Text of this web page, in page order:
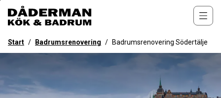
övergripande
för
webbplatsen
Start / Badrumsrenovering / Badrumsrenovering Södertälje